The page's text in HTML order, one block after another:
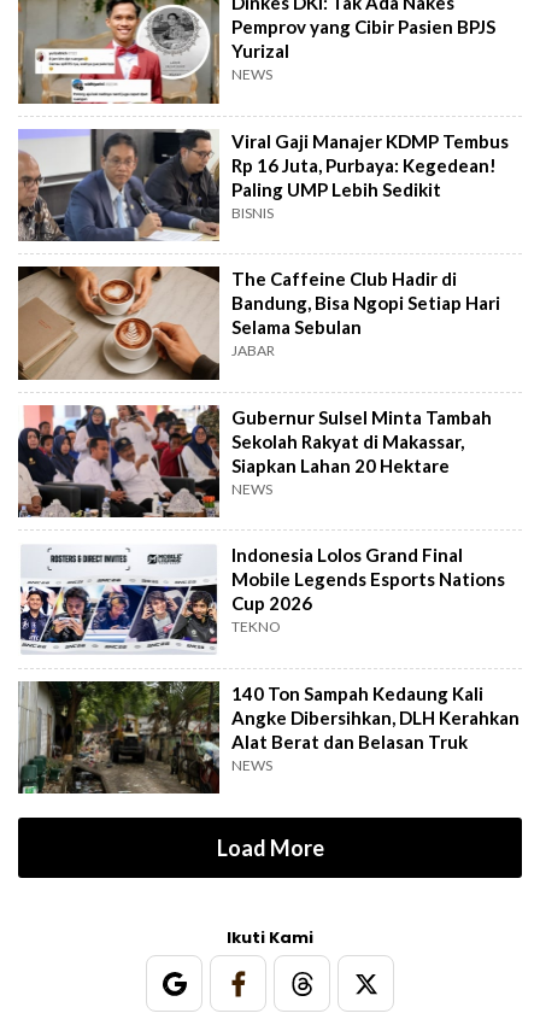
Pemprov yang Cibir Pasien BPJS
Yurizal
NEWS
Viral Gaji Manajer KDMP Tembus
Rp 16 Juta, Purbaya: Kegedean!
Paling UMP Lebih Sedikit
BISNIS
The Caffeine Club Hadir di
Bandung, Bisa Ngopi Setiap Hari
Selama Sebulan
JABAR
Gubernur Sulsel Minta Tambah
Sekolah Rakyat di Makassar,
Siapkan Lahan 20 Hektare
NEWS
Indonesia Lolos Grand Final
Mobile Legends Esports Nations
Cup 2026
TEKNO
140 Ton Sampah Kedaung Kali
Angke Dibersihkan, DLH Kerahkan
Alat Berat dan Belasan Truk
NEWS
Load More
Ikuti Kami